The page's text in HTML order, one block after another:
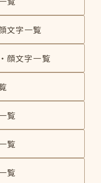
文字一覧
顔文字一覧
覧
覧
覧